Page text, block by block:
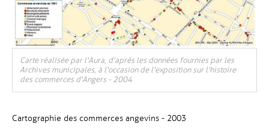
Carte réalisée par l'Aura, d'après les données fournies par les
Archives municipales, à l'occasion de l'exposition sur l'histoire
des commerces d'Angers - 2004
Cartographie des commerces angevins - 2003